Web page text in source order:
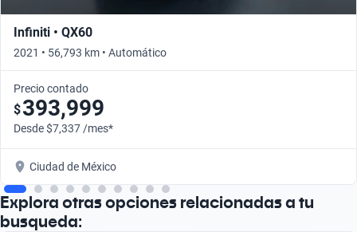
Infiniti • QX60
2021 • 56,793 km • Automático
Precio contado
$393,999
Desde $7,337 /mes*
Ciudad de México
Explora otras opciones relacionadas a tu
busqueda: